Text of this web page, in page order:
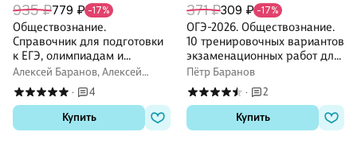
935 ₽779 ₽ -17%
Обществознание.
Справочник для подготовки
к ЕГЭ, олимпиадам и
поступлению в вуз
Алексей Баранов, Алексей
Власов
·
4
Купить
371 ₽309 ₽ -17%
ОГЭ-2026. Обществознание.
10 тренировочных вариантов
экзаменационных работ для
подготовки к ОГЭ
Пётр Баранов
·
2
Купить